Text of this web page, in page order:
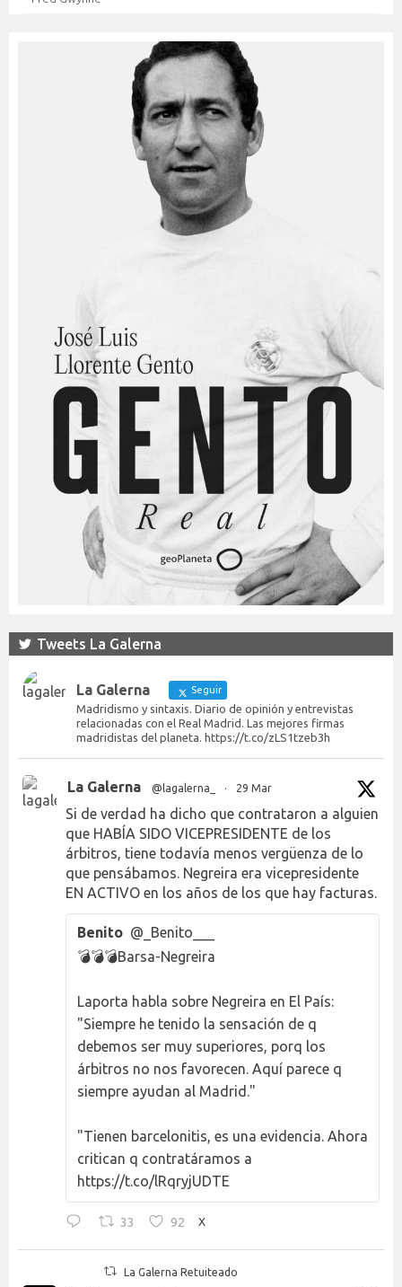
Tweets La Galerna
La Galerna Seguir
Madridismo y sintaxis. Diario de opinión y entrevistas
relacionadas con el Real Madrid. Las mejores firmas
madridistas del planeta. https://t.co/zLS1tzeb3h
La Galerna @lagalerna_ · 29 Mar
Si de verdad ha dicho que contrataron a alguien
que HABÍA SIDO VICEPRESIDENTE de los
árbitros, tiene todavía menos vergüenza de lo
que pensábamos. Negreira era vicepresidente
EN ACTIVO en los años de los que hay facturas.
Benito @_Benito___
💣💣💣Barsa-Negreira
Laporta habla sobre Negreira en El País:
"Siempre he tenido la sensación de q
debemos ser muy superiores, porq los
árbitros no nos favorecen. Aquí parece q
siempre ayudan al Madrid."
"Tienen barcelonitis, es una evidencia. Ahora
critican q contratáramos a
https://t.co/lRqryjUDTE
33 92 X
La Galerna Retuiteado